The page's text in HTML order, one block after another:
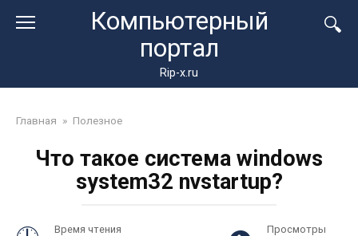
Компьютерный
портал
Rip-x.ru
Главная » Полезное
Что такое система windows
system32 nvstartup?
Время чтения Просмотры